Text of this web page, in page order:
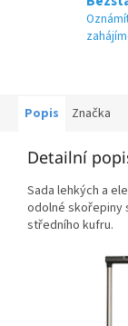
Popis Značka
Detailní
Sada lehkých a
odolné skořepiny
středního kufru.